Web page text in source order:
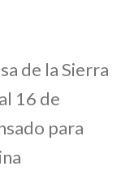
de la Sierra
16 de
para